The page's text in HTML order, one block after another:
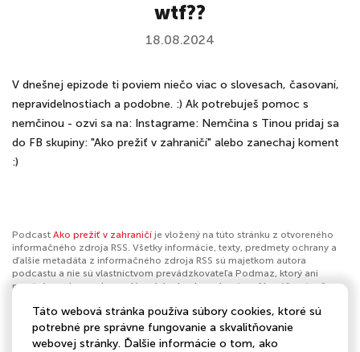
wtf??
18.08.2024
V dnešnej epizode ti poviem niečo viac o slovesach, časovaní,
nepravidelnostiach a podobne. :) Ak potrebuješ pomoc s
nemčinou - ozvi sa na: Instagrame: Nemčina s Tinou pridaj sa
do FB skupiny: "Ako prežiť v zahraničí" alebo zanechaj koment
:)
Podcast Ako prežiť v zahraničí je vložený na túto stránku z otvoreného
informačného zdroja RSS. Všetky informácie, texty, predmety ochrany a
ďalšie metadáta z informačného zdroja RSS sú majetkom autora
podcastu a nie sú vlastníctvom prevádzkovateľa Podmaz, ktorý ani
nevytvára ani nezodpovedá za ich obsah podcastov. Ak máš za to, že
nahlásiť obsah. Ak je toto tvoj podcast a chceš získať kontrolu nad týmto
profilomklikni sem.
Táto webová stránka používa súbory cookies, ktoré sú
potrebné pre správne fungovanie a skvalitňovanie
webovej stránky. Ďalšie informácie o tom, ako